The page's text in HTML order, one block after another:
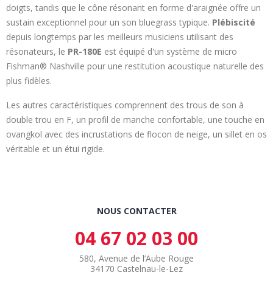
doigts, tandis que le cône résonant en forme d'araignée offre un
sustain exceptionnel pour un son bluegrass typique. Plébiscité
depuis longtemps par les meilleurs musiciens utilisant des
résonateurs, le PR-180E est équipé d'un système de micro
Fishman® Nashville pour une restitution acoustique naturelle des
plus fidèles.
Les autres caractéristiques comprennent des trous de son à
double trou en F, un profil de manche confortable, une touche en
ovangkol avec des incrustations de flocon de neige, un sillet en os
véritable et un étui rigide.
NOUS CONTACTER
04 67 02 03 00
580, Avenue de l’Aube Rouge
34170 Castelnau-le-Lez